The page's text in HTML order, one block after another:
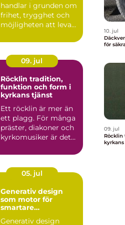
handlar i grunden om
frihet, trygghet och
möjligheten att leva
09. jul
Röcklin tradition,
funktion och form i
kyrkans tjänst
Ett röcklin är mer än
ett plagg. För många
präster, diakoner och
kyrkomusiker är det
05. jul
Generativ design
som motor för
smartare
Generativ design
10. jul
för
09. jul
Röcklin tradition, funktion och form i